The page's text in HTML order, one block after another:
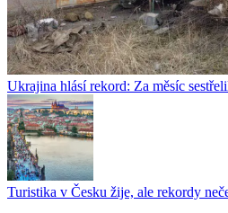
Ukrajina hlásí rekord: Za měsíc
Turistika v Česku žije, ale rekordy